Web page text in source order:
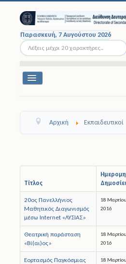
Παρασκευή, 7 Αυγούστου 2026
Αναζήτηση...
Εναλλαγή
Σχολικές Εκδρομές
Νομοθεσία
Άδειες
Έντυπα
Αρχική Εκπαιδευτικοί
Τίτλος
20ος Πανελλήνιος
Μαθητικός Διαγωνισμός
μέσω Internet «ΛΥΣΙΑΣ»
18 Μαρτίου
2016
Θεατρική παράσταση
«Βί(αι)ος»
18 Μαρτίου
2016
Εορτασμός Παγκόσμιας
18 Μαρτίου